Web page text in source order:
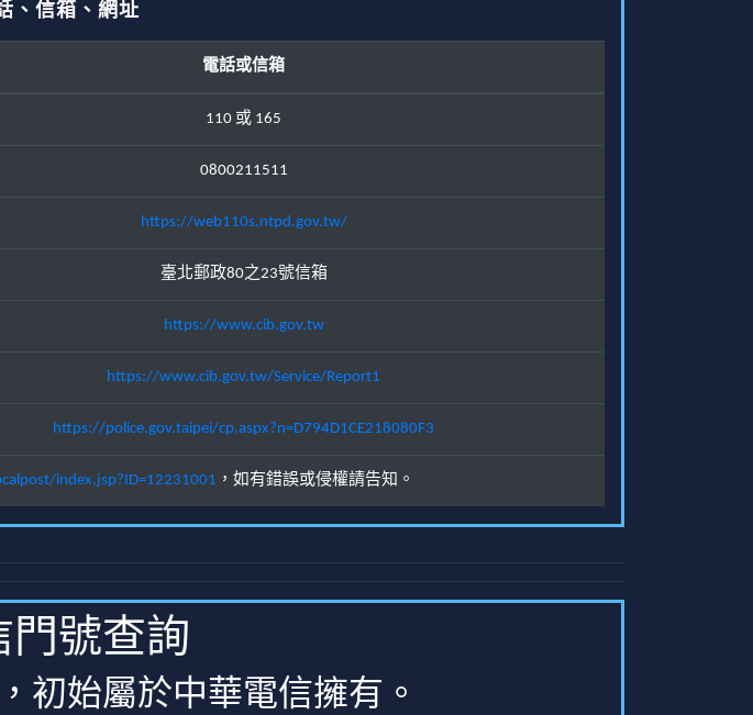
、信箱、網址
電話或信箱
110 或 165
0800211511
https://web110s.ntpd.gov.tw/
臺北郵政80之23號信箱
https://www.cib.gov.tw
https://www.cib.gov.tw/Service/Report1
https://police.gov.taipei/cp.aspx?n=D794D1CE218080F3
index.jsp?ID=12231001 ，如有錯誤或侵權請告知。
門號查詢
初始屬於中華電信擁有。